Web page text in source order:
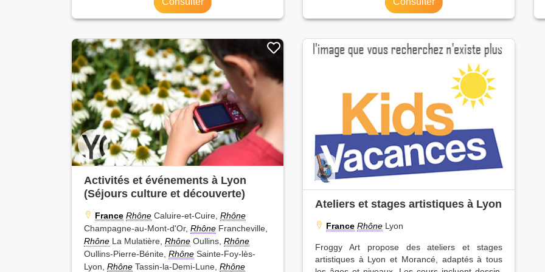
Activités et événements à Lyon
(Séjours culture et découverte)
France Rhône Caluire-et-Cuire, Rhône
Champagne-au-Mont-d'Or, Rhône Francheville,
Rhône La Mulatière, Rhône Oullins, Rhône
Oullins-Pierre-Bénite, Rhône Sainte-Foy-lès-
Lyon, Rhône Tassin-la-Demi-Lune, Rhône
Ateliers et stages artistiques à Lyon
France Rhône Lyon
Froggy Art propose des ateliers et stages
artistiques à Lyon et Morancé, adaptés à tous